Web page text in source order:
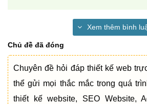
Xem thêm bình
Chủ đề đã đóng
Chuyên đề hỏi đáp thiết kế web
thể gửi mọi thắc mắc trong quá
thiết kế website, SEO Website,